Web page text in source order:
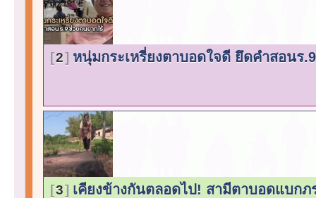
2 หนุ่มกระเหรี่ยงตาบอดใจดี ยึดคำสอนร
3 เคียงข้างกันตลอดไป! สามีตาบอดแบก